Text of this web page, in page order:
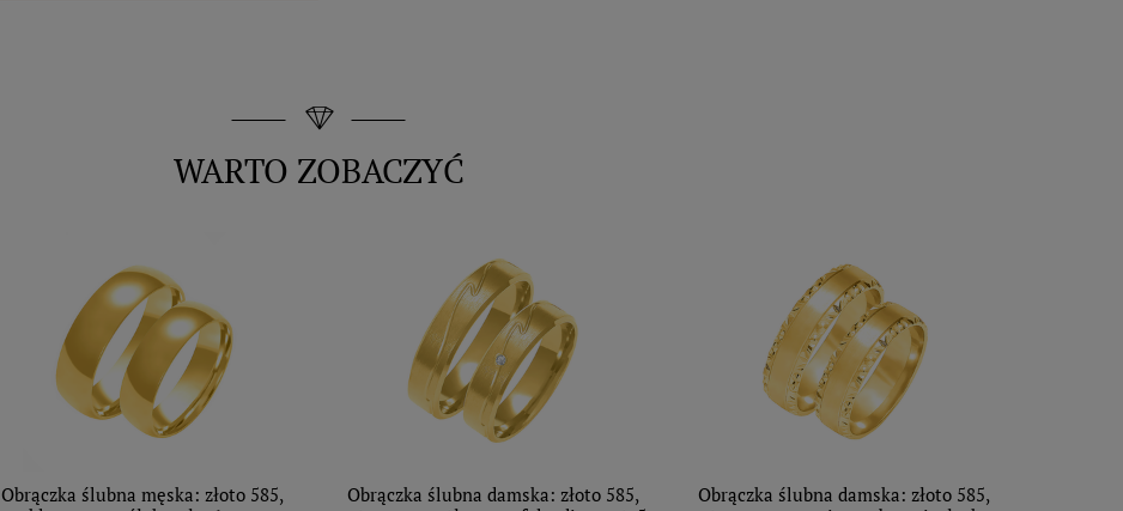
WARTO ZOBACZYĆ
Obrączka ślubna męska: złoto 585,
Obrączka ślubna damska: złoto 585,
Obrączka ślubna damska: złoto 585,